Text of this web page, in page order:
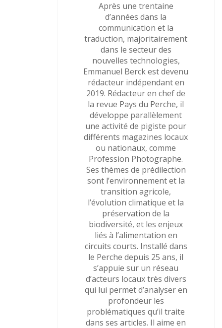
Après une trentaine
d’années dans la
communication et la
traduction, majoritairement
dans le secteur des
nouvelles technologies,
Emmanuel Berck est devenu
rédacteur indépendant en
2019. Rédacteur en chef de
la revue Pays du Perche, il
développe parallèlement
une activité de pigiste pour
différents magazines locaux
ou nationaux, comme
Profession Photographe.
Ses thèmes de prédilection
sont l’environnement et la
transition agricole,
l’évolution climatique et la
préservation de la
biodiversité, et les enjeux
liés à l’alimentation en
circuits courts. Installé dans
le Perche depuis 25 ans, il
s’appuie sur un réseau
d’acteurs locaux très divers
qui lui permet d’analyser en
profondeur les
problématiques qu’il traite
dans ses articles. Il aime en